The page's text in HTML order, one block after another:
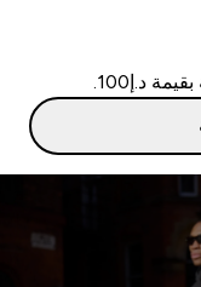
د.إ100.